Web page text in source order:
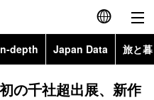
English
简体字
depth Japan Data 旅と
Topics
の千社超出展、新作